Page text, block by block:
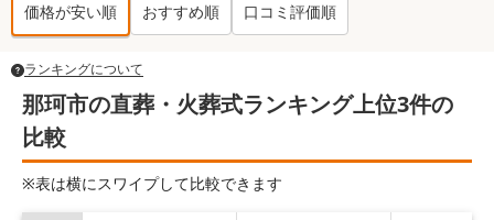
価格が安い順 おすすめ順 口コミ評価順
ランキングについて
那珂市の直葬・火葬式ランキング上位3件の
比較
※表は横にスワイプして比較できます